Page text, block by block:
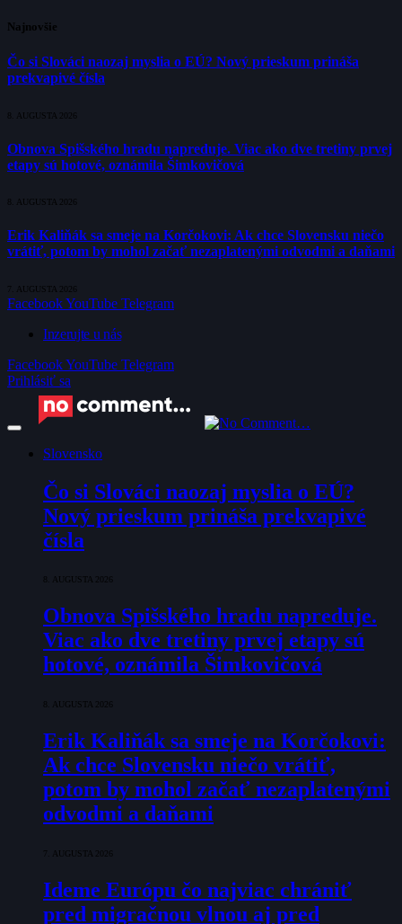
Najnovšie
Čo si Slováci naozaj myslia o EÚ? Nový prieskum prináša
prekvapivé čísla
8. AUGUSTA 2026
Obnova Spišského hradu napreduje. Viac ako dve tretiny prvej
etapy sú hotové, oznámila Šimkovičová
8. AUGUSTA 2026
Erik Kaliňák sa smeje na Korčokovi: Ak chce Slovensku niečo
vrátiť, potom by mohol začať nezaplatenými odvodmi a daňami
7. AUGUSTA 2026
FacebookYouTube Telegram
Inzerujte u nás
FacebookYouTube Telegram
Prihlásiť sa
Slovensko
Čo si Slováci naozaj myslia o EÚ?
Nový prieskum prináša prekvapivé
čísla
8. AUGUSTA 2026
Obnova Spišského hradu napreduje.
Viac ako dve tretiny prvej etapy sú
hotové, oznámila Šimkovičová
8. AUGUSTA 2026
Erik Kaliňák sa smeje na Korčokovi:
Ak chce Slovensku niečo vrátiť,
potom by mohol začať nezaplatenými
odvodmi a daňami
7. AUGUSTA 2026
Ideme Európu čo najviac chrániť
pred migračnou vlnou aj pred